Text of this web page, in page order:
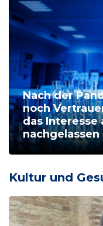
Nach der
noch
das Interesse
nachgelassen
Kultur und